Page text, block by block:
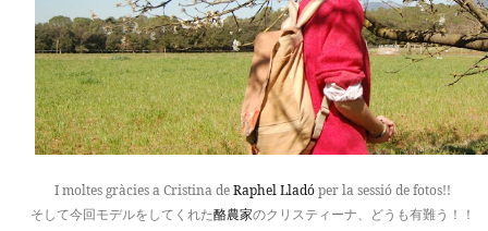
I moltes gràcies a Cristina deRaphel Lladóper la sessió de fotos!!
そして今回モデルをしてくれた酪農家のクリスティーナ、どうも有難う！！